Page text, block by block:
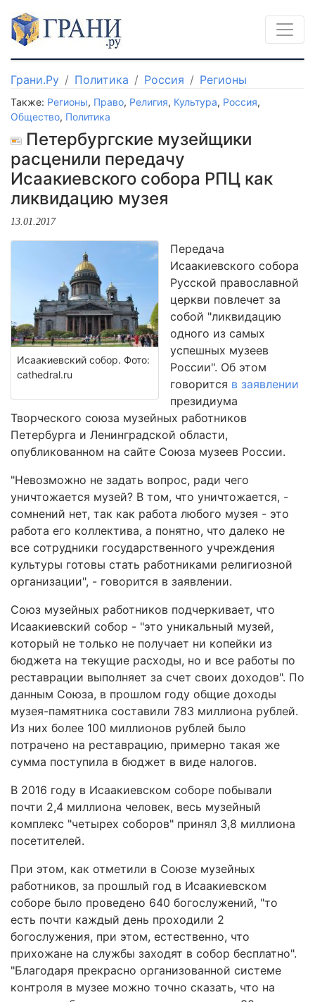
Грани.Ру Политика Россия Регионы
Также: Регионы, Право, Религия, Культура, Россия,
Общество, Политика
Петербургские музейщики
расценили передачу
Исаакиевского собора РПЦ как
ликвидацию музея
13.01.2017
Исаакиевский собор. Фото:
cathedral.ru
Передача
Исаакиевского собора
Русской православной
церкви повлечет за
собой "ликвидацию
одного из самых
успешных музеев
России". Об этом
говорится в заявлении
президиума
Творческого союза музейных работников
Петербурга и Ленинградской области,
опубликованном на сайте Союза музеев России.
"Невозможно не задать вопрос, ради чего
уничтожается музей? В том, что уничтожается, -
сомнений нет, так как работа любого музея - это
работа его коллектива, а понятно, что далеко не
все сотрудники государственного учреждения
культуры готовы стать работниками религиозной
организации", - говорится в заявлении.
Союз музейных работников подчеркивает, что
Исаакиевский собор - "это уникальный музей,
который не только не получает ни копейки из
бюджета на текущие расходы, но и все работы по
реставрации выполняет за счет своих доходов". По
данным Союза, в прошлом году общие доходы
музея-памятника составили 783 миллиона рублей.
Из них более 100 миллионов рублей было
потрачено на реставрацию, примерно такая же
сумма поступила в бюджет в виде налогов.
В 2016 году в Исаакиевском соборе побывали
почти 2,4 миллиона человек, весь музейный
комплекс "четырех соборов" принял 3,8 миллиона
посетителей.
При этом, как отметили в Союзе музейных
работников, за прошлый год в Исаакиевском
соборе было проведено 640 богослужений, "то
есть почти каждый день проходили 2
богослужения, при этом, естественно, что
прихожане на службы заходят в собор бесплатно".
"Благодаря прекрасно организованной системе
контроля в музее можно точно сказать, что на